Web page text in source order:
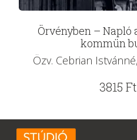
Örvényben – Napló
kommün
Özv. Cebrian
was:
3815 Ft
Current
is: